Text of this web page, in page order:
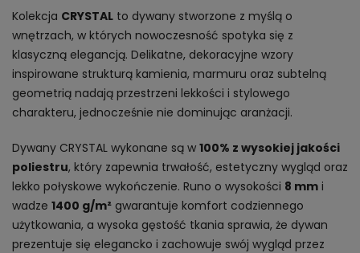
Kolekcja CRYSTAL to dywany stworzone z myślą o
wnętrzach, w których nowoczesność spotyka się z
klasyczną elegancją. Delikatne, dekoracyjne wzory
inspirowane strukturą kamienia, marmuru oraz subtelną
geometrią nadają przestrzeni lekkości i stylowego
charakteru, jednocześnie nie dominując aranżacji.
Dywany CRYSTAL wykonane są w 100% z wysokiej jakości
poliestru, który zapewnia trwałość, estetyczny wygląd oraz
lekko połyskowe wykończenie. Runo o wysokości 8 mm i
wadze 1400 g/m² gwarantuje komfort codziennego
użytkowania, a wysoka gęstość tkania sprawia, że dywan
prezentuje się elegancko i zachowuje swój wygląd przez